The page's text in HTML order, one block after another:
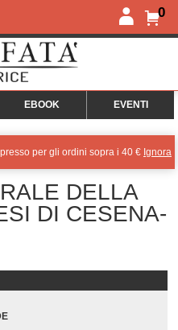
0
EBOOK EVENTI
per gli ordini sopra i 40 € Ignora
DELLA
DI CESENA-